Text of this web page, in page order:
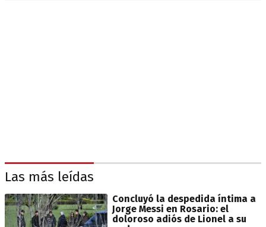
Las más leídas
Concluyó la despedida íntima a
Jorge Messi en Rosario: el
doloroso adiós de Lionel a su